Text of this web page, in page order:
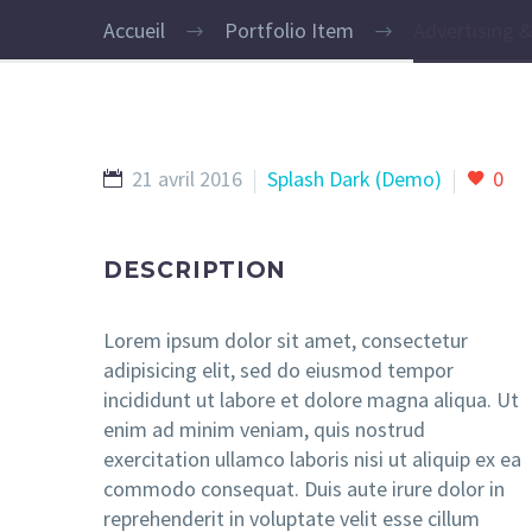
Accueil Portfolio Item
21 avril 2016 Splash Dark (Demo) 0
DESCRIPTION
Lorem ipsum dolor sit amet, consectetur
adipisicing elit, sed do eiusmod tempor
incididunt ut labore et dolore magna aliqua. Ut
enim ad minim veniam, quis nostrud
exercitation ullamco laboris nisi ut aliquip ex ea
commodo consequat. Duis aute irure dolor in
reprehenderit in voluptate velit esse cillum